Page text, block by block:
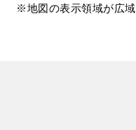
※地図の表示領域が広域